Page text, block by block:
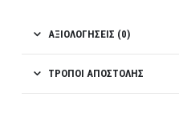
ΑΞΙΟΛΟΓΉΣΕΙΣ (0)
ΤΡΌΠΟΙ ΑΠΟΣΤΟΛΉΣ